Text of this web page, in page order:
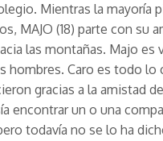
Mientras la mayoría
MAJO (18) parte con su
las montañas. Majo es
hombres. Caro es todo lo
gracias a la amistad
encontrar un o una
todavía no se lo ha